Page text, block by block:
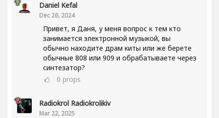
Daniel Kefal
Dec 26, 2024
Привет, я Даня, у меня вопрос к тем кто
занимается электронной музыкой, вы
обычно находите драм киты или же берете
обычные 808 или 909 и обрабатываете через
синтезатор?
0 props
Radiokrol Radiokrolikiv
Mar 22, 2025